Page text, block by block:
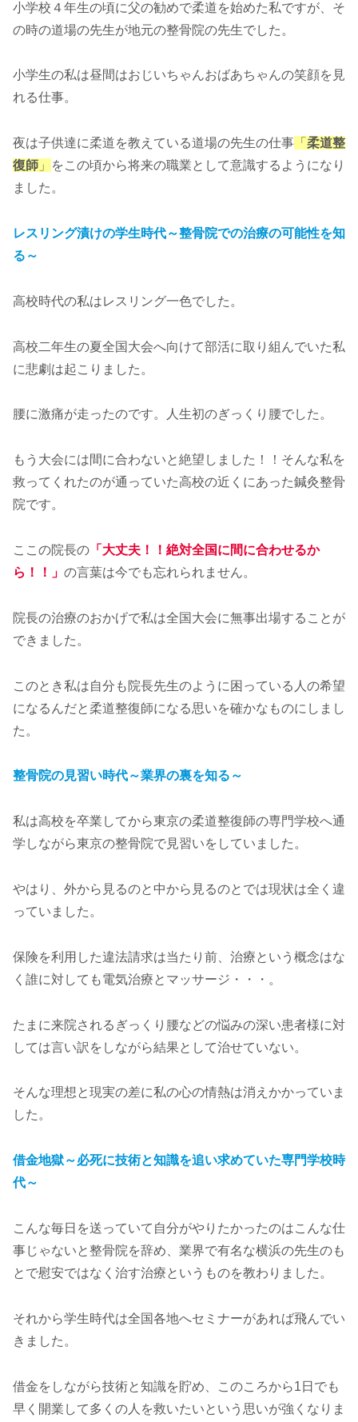
小学校４年生の頃に父の勧めで柔道を始めた私ですが、そ
の時の道場の先生が地元の整骨院の先生でした。
小学生の私は昼間はおじいちゃんおばあちゃんの笑顔を見
れる仕事。
夜は子供達に柔道を教えている道場の先生の仕事 「 柔道整
復師 」
をこの頃から将来の職業として意識するようになり
ました。
レスリング漬けの学生時代～整骨院での治療の可能性を知
る～
高校時代の私はレスリング一色でした。
高校二年生の夏全国大会へ向けて部活に取り組んでいた私
に悲劇は起こりました。
腰に激痛が走ったのです。人生初のぎっくり腰でした。
もう大会には間に合わないと絶望しました！！そんな私を
救ってくれたのが通っていた高校の近くにあった鍼灸整骨
院です。
ここの院長の 「大丈夫！！絶対全国に間に合わせるか
ら！！」 の言葉は今でも忘れられません。
院長の治療のおかげで私は全国大会に無事出場することが
できました。
このとき私は自分も院長先生のように困っている人の希望
になるんだと柔道整復師になる思いを確かなものにしまし
た。
整骨院の見習い時代～業界の裏を知る～
私は高校を卒業してから東京の柔道整復師の専門学校へ通
学しながら東京の整骨院で見習いをしていました。
やはり、外から見るのと中から見るのとでは現状は全く違
っていました。
保険を利用した違法請求は当たり前、治療という概念はな
く誰に対しても電気治療とマッサージ・・・。
たまに来院されるぎっくり腰などの悩みの深い患者様に対
しては言い訳をしながら結果として治せていない。
そんな理想と現実の差に私の心の情熱は消えかかっていま
した。
借金地獄～必死に技術と知識を追い求めていた専門学校時
代～
こんな毎日を送っていて自分がやりたかったのはこんな仕
事じゃないと整骨院を辞め、業界で有名な横浜の先生のも
とで慰安ではなく治す治療というものを教わりました。
それから学生時代は全国各地へセミナーがあれば飛んでい
きました。
借金をしながら技術と知識を貯め、このころから1日でも
早く開業して多くの人を救いたいという思いが強くなりま